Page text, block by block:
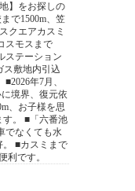
】をお探しの
で1500m、笠
クエアカスミ
スモスまで
ステーション
ス敷地内引込
年7月、
境界、復元依
、お子様を思
す。 ■「六番池
でなくても水
。 ■カスミまで
利です。